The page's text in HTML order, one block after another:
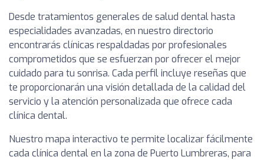
Desde tratamientos generales de salud dental hasta
especialidades avanzadas, en nuestro directorio
encontrarás clínicas respaldadas por profesionales
comprometidos que se esfuerzan por ofrecer el mejor
cuidado para tu sonrisa. Cada perfil incluye reseñas que
te proporcionarán una visión detallada de la calidad del
servicio y la atención personalizada que ofrece cada
clínica dental.
Nuestro mapa interactivo te permite localizar fácilmente
cada clínica dental en la zona de Puerto Lumbreras, para